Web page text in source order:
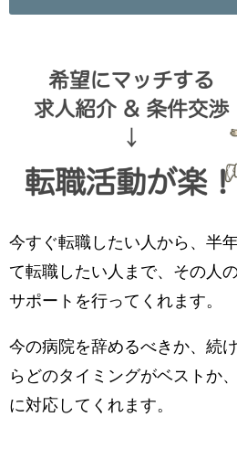
今すぐ転職したい人から、半
て転職したい人まで、その人
サポートを行ってくれます。
今の病院を辞めるべきか、続
らどのタイミングがベストか
に対応してくれます。